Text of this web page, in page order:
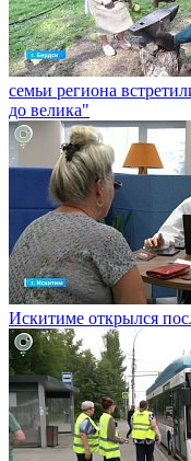
семьи региона
до велика"
Искитиме открылся